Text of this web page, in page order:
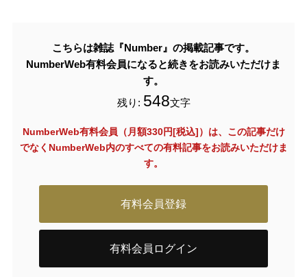
こちらは雑誌『Number』の掲載記事です。
NumberWeb有料会員になると続きをお読みいただけま
す。
残り: 548文字
NumberWeb有料会員（月額330円[税込]）は、この記事だけ
でなく NumberWeb内のすべての有料記事をお読みいただけま
す。
有料会員登録
有料会員ログイン